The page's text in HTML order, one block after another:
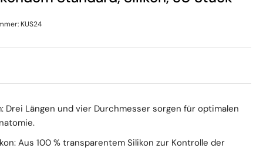
KUS24
Drei Längen und vier Durchmesser sorgen für optimalen
Aus 100 % transparentem Silikon zur Kontrolle der